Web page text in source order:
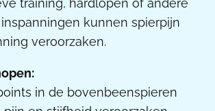
training, hardlopen of andere
kunnen spierpijn
veroorzaken.
in de bovenbeenspieren